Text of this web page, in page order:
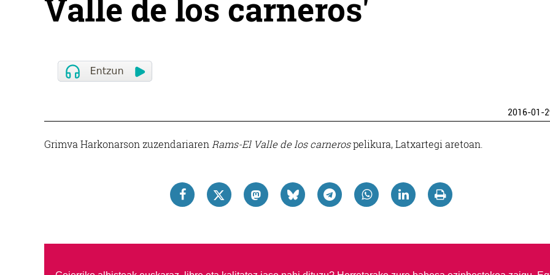
Valle de los carneros'
2016-01-
Grimva Harkonarson zuzendariaren Rams-El Valle de los carnerospelikura, Latxartegi aretoan.